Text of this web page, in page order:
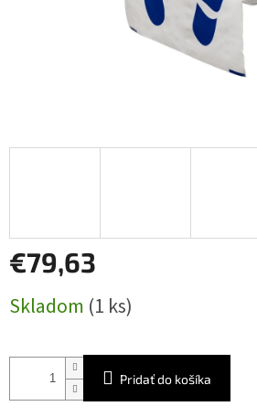
€79,63
cena:
Skladom (1 ks)
Pridať do košíka